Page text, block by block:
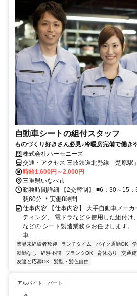
自動車シートの組付スタッフ
ものづくり好きさん必見♪冷暖房完備で働き
株式会社ハーモニーズ
交通・アクセス 三岐鉄道北勢線「楚原駅
北勢線「東員駅」より車で15分
時給1,600円～2,000円
三重県いなべ市
勤務時間詳細 【2交替制】 ■6：30～15
憩60分 ＊実働8時間
仕事内容 【仕事内容】 大手自動車メー
ティング、 電ドラなどを使用した組付け
などの シート製造業務をお任せします。
車...
業界未経験者歓迎 ランチタイム バイク通勤OK
転勤なし
経験不問 ブランクOK 育休あり 交通
友達と応募OK
髪型・髪色自由
アルバイト・パート